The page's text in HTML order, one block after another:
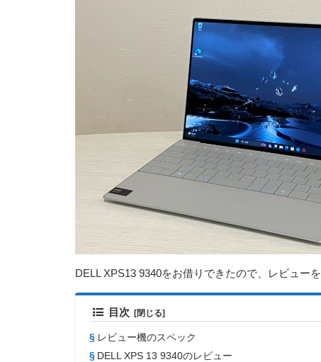
DELL XPS13 9340をお借りできたので、レビュー
目次
レビュー機のスペック
DELL XPS 13 9340のレビュー